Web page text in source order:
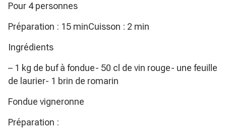
Pour 4 personnes
Préparation : 15 minCuisson : 2 min
Ingrédients
– 1 kg de buf à fondue- 50 cl de vin rouge- une feuille
de laurier- 1 brin de romarin
Fondue vigneronne
Préparation :